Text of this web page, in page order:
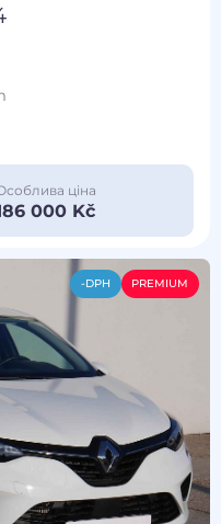
ціна
000 Kč
-DPH PREMIUM